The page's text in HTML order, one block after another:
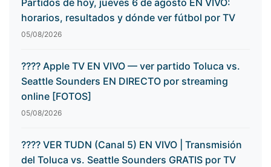
Partidos de hoy, jueves 6 de agosto EN VIVO:
horarios, resultados y dónde ver fútbol por TV
05/08/2026
???? Apple TV EN VIVO — ver partido Toluca vs.
Seattle Sounders EN DIRECTO por streaming
online [FOTOS]
05/08/2026
???? VER TUDN (Canal 5) EN VIVO | Transmisión
del Toluca vs. Seattle Sounders GRATIS por TV